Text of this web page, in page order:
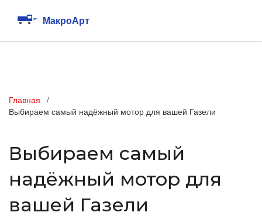
Главная
Выбираем самый надёжный мотор для вашей Газели
Выбираем самый
надёжный мотор для
вашей Газели